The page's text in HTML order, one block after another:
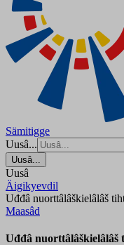
Sämitigge
Uusâ...
Uusâ...
Uusâ
Äigikyevdil
Uđđâ nuorttâlâškielâlâš
Maasâd
Uđđâ